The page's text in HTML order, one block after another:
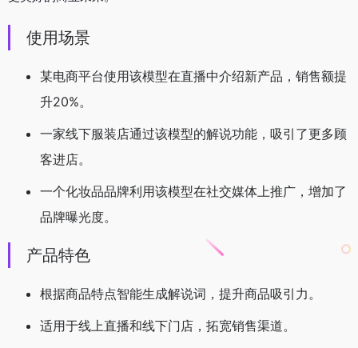
使用场景
某电商平台使用该模型在直播中介绍新产品，销售额提
升20%。
一家线下服装店通过该模型的解说功能，吸引了更多顾
客进店。
一个化妆品品牌利用该模型在社交媒体上推广，增加了
品牌曝光度。
产品特色
根据商品特点智能生成解说词，提升商品吸引力。
适用于线上直播和线下门店，拓宽销售渠道。